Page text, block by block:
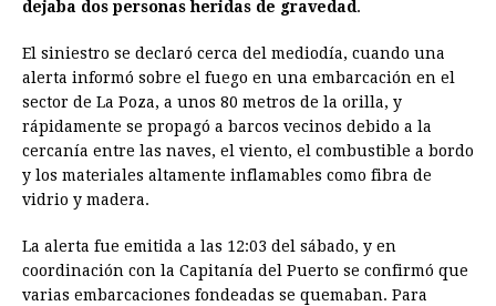
o
o
k
n
g
e
A
p
p
d
s
r
e
s
d
I
n
n
k
dejaba dos personas heridas de gravedad.
El siniestro se declaró cerca del mediodía, cuando una
alerta informó sobre el fuego en una embarcación en el
sector de La Poza, a unos 80 metros de la orilla, y
rápidamente se propagó a barcos vecinos debido a la
cercanía entre las naves, el viento, el combustible a bordo
y los materiales altamente inflamables como fibra de
vidrio y madera.
La alerta fue emitida a las 12:03 del sábado, y en
coordinación con la Capitanía del Puerto se confirmó que
varias embarcaciones fondeadas se quemaban. Para